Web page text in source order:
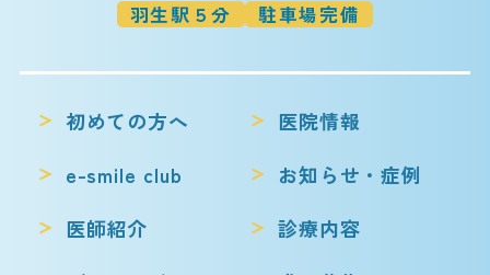
羽生駅５分 駐車場完備
初めての方へ
医院情報
e-smile club
お知らせ・症例
医師紹介
診療内容